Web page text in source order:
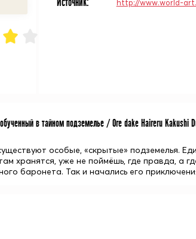
http://www.world-
в тайном подземелье / Ore dake Haireru Kakushi
особые, «скрытые» подземелья.
хранятся, уже не поймёшь, где правда, а
баронета. Так и начались его